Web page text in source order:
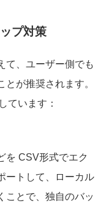
プ対策
て、ユーザー側でも
が推奨されます。
ています：
を CSV形式でエク
ートして、ローカル
ことで、独自のバッ